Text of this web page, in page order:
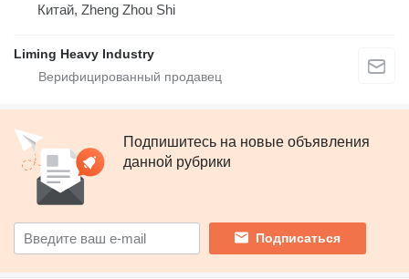
Китай, Zheng Zhou Shi
Liming Heavy Industry
Подпишитесь на новые объявления
данной рубрики
Подписаться